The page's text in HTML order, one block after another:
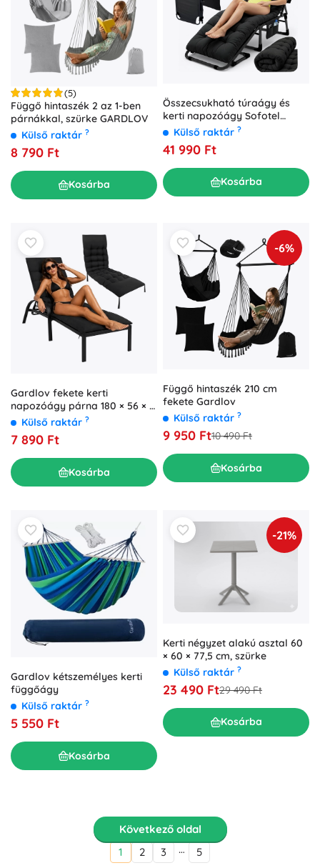
(5)
Függő hintaszék 2 az 1-ben
párnákkal, szürke GARDLOV
Külső raktár ?
8 790 Ft
Kosárba
Összecsukható túraágy és
kerti napozóágy Sofotel
ChillWell Dream – fekete
Külső raktár ?
41 990 Ft
Kosárba
Gardlov fekete kerti
napozóágy párna 180 × 56 × 9
cmKülső raktár ?
7 890 Ft
Kosárba
-6%
Függő hintaszék 210 cm
fekete Gardlov
Külső raktár ?
9 950 Ft10 490 Ft
Kosárba
Gardlov kétszemélyes kerti
függőágy
Külső raktár ?
5 550 Ft
Kosárba
-21%
Kerti négyzet alakú asztal 60
× 60 × 77,5 cm, szürke
Külső raktár ?
23 490 Ft29 490 Ft
Kosárba
Következő oldal
1
2 3 … 5